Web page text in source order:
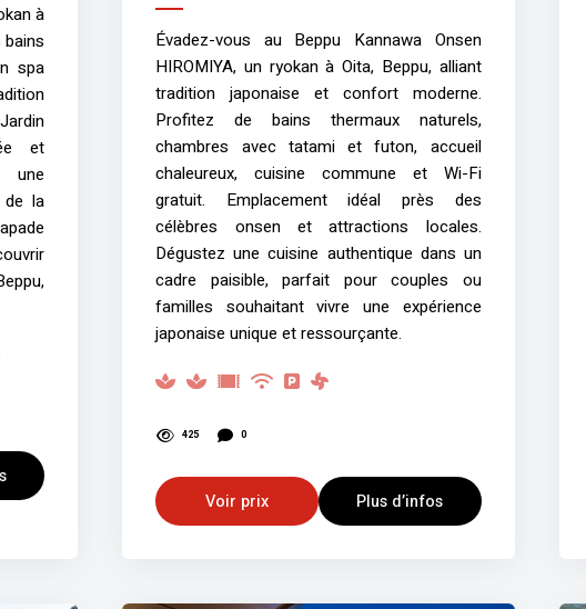
à
spa
et
une
de la
Évadez-vous au Beppu Kannawa Onsen
HIROMIYA, un ryokan à Oita, Beppu, alliant
tradition japonaise et confort moderne.
Profitez de bains thermaux naturels,
chambres avec tatami et futon, accueil
chaleureux, cuisine commune et Wi-Fi
gratuit. Emplacement idéal près des
célèbres onsen et attractions locales.
Dégustez une cuisine authentique dans un
cadre paisible, parfait pour couples ou
familles souhaitant vivre une expérience
japonaise unique et ressourçante.
425 0
Voir prix Plus d’infos